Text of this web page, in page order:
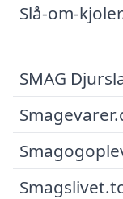
Slå-om-
SMAG